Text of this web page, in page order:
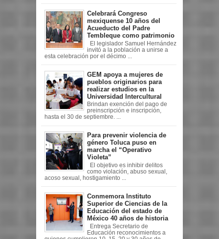
Celebrará Congreso
mexiquense 10 años del
Acueducto del Padre
Tembleque como patrimonio
El legislador Samuel Hernández
invitó a la población a unirse a
esta celebración por el décimo ...
GEM apoya a mujeres de
pueblos originarios para
realizar estudios en la
Universidad Intercultural
Brindan exención del pago de
preinscripción e inscripción,
hasta el 30 de septiembre. ...
Para prevenir violencia de
género Toluca puso en
marcha el “Operativo
Violeta”
El objetivo es inhibir delitos
como violación, abuso sexual,
acoso sexual, hostigamiento ...
Conmemora Instituto
Superior de Ciencias de la
Educación del estado de
México 40 años de historia
Entrega Secretario de
Educación reconocimientos a